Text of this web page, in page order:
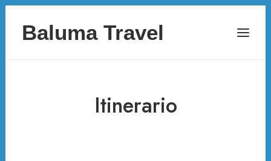
Baluma Travel
Itinerario